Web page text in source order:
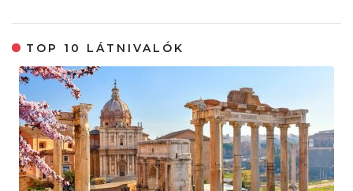
TOP 10 LÁTNIVALÓK